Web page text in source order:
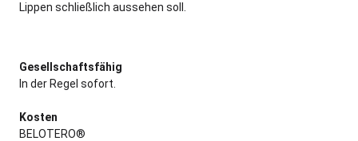
Lippen schließlich aussehen soll.
Gesellschaftsfähig
In der Regel sofort.
Kosten
BELOTERO®